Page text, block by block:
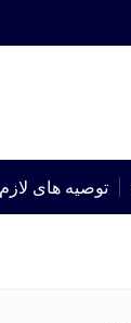
توصیه های لازم